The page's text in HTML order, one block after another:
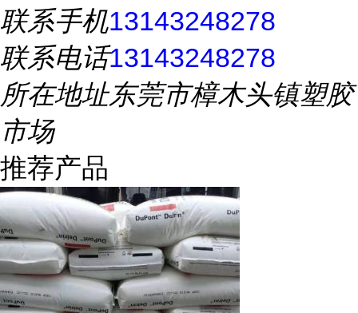
联系手机13143248278
联系电话13143248278
所在地址东莞市樟木头镇塑胶
市场
推荐产品